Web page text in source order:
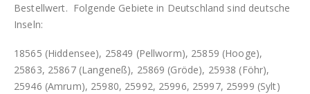
Bestellwert. Folgende Gebiete in Deutschland sind deutsche
Inseln:
18565 (Hiddensee), 25849 (Pellworm), 25859 (Hooge),
25863, 25867 (Langeneß), 25869 (Gröde), 25938 (Föhr),
25946 (Amrum), 25980, 25992, 25996, 25997, 25999 (Sylt)